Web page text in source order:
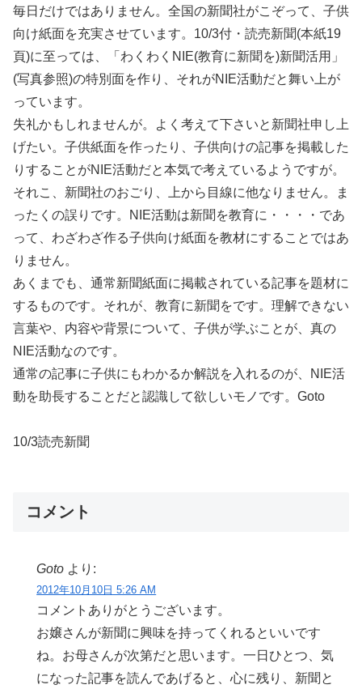
毎日だけではありません。全国の新聞社がこぞって、子供
向け紙面を充実させています。10/3付・読売新聞(本紙19
頁)に至っては、「わくわくNIE(教育に新聞を)新聞活用」
(写真参照)の特別面を作り、それがNIE活動だと舞い上が
っています。
失礼かもしれませんが。よく考えて下さいと新聞社申し上
げたい。子供紙面を作ったり、子供向けの記事を掲載した
りすることがNIE活動だと本気で考えているようですが。
それこ、新聞社のおごり、上から目線に他なりません。ま
ったくの誤りです。NIE活動は新聞を教育に・・・・であ
って、わざわざ作る子供向け紙面を教材にすることではあ
りません。
あくまでも、通常新聞紙面に掲載されている記事を題材に
するものです。それが、教育に新聞をです。理解できない
言葉や、内容や背景について、子供が学ぶことが、真の
NIE活動なのです。
通常の記事に子供にもわかるか解説を入れるのが、NIE活
動を助長することだと認識して欲しいモノです。Goto
10/3読売新聞
コメント
Goto より:
2012年10月10日 5:26 AM
コメントありがとうございます。
お嬢さんが新聞に興味を持ってくれるといいです
ね。お母さんが次第だと思います。一日ひとつ、気
になった記事を読んであげると、心に残り、新聞と